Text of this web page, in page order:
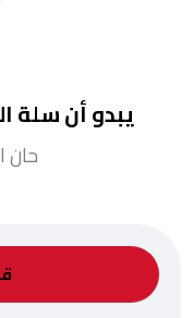
يبدو أن سلة
حان